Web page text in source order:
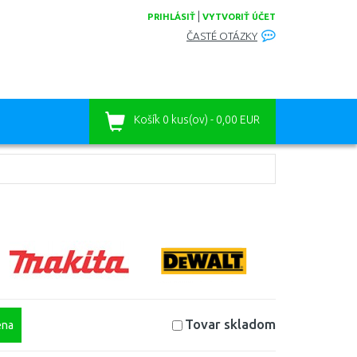
PRIHLÁSIŤ VYTVORIŤ ÚČET
ČASTÉ OTÁZKY
Košík 0 kus(ov) - 0,00 EUR
Tovar skladom